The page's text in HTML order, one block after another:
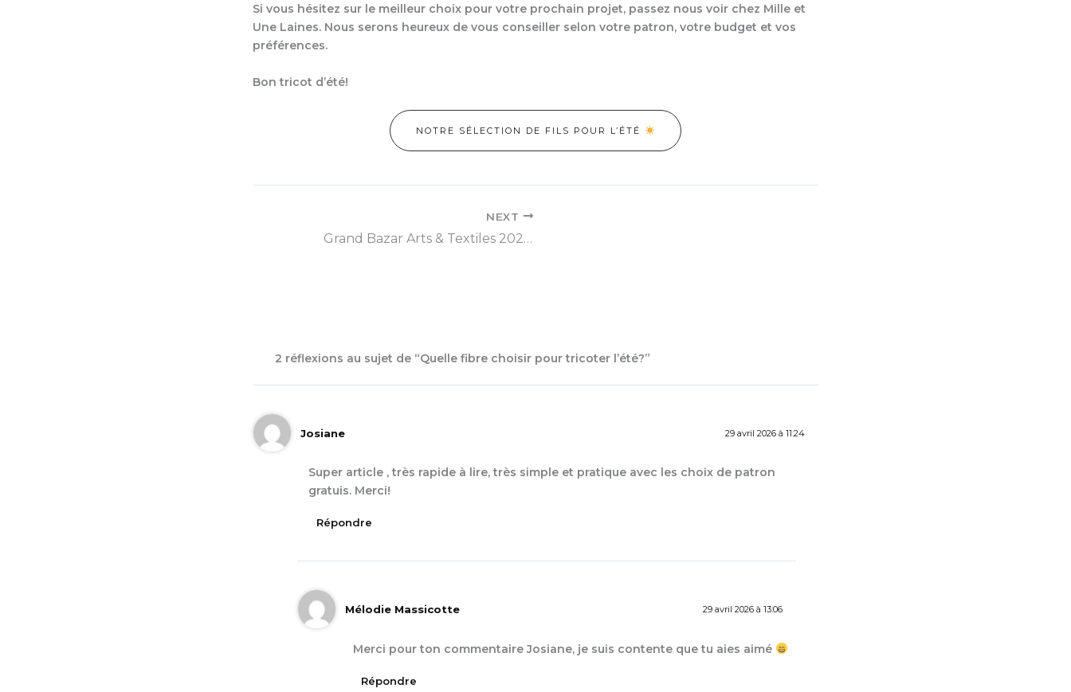
Si vous hésitez sur le meilleur choix pour votre prochain projet, passez nous voir chez Mille et
Une Laines. Nous serons heureux de vous conseiller selon votre patron, votre budget et vos
préférences.
Bon tricot d’été!
NOTRE SÉLECTION DE FILS POUR L’ÉTÉ
NEXT
Grand Bazar Arts & Textiles 2026 : venez me rencontrer!
2 réflexions au sujet de “Quelle fibre choisir pour tricoter l’été?”
Josiane 29 avril 2026 à 11:24
Super article , très rapide à lire, très simple et pratique avec les choix de patron
gratuis. Merci!
Répondre
Mélodie Massicotte 29 avril 2026 à 13:06
Merci pour ton commentaire Josiane, je suis contente que tu aies aimé
Répondre